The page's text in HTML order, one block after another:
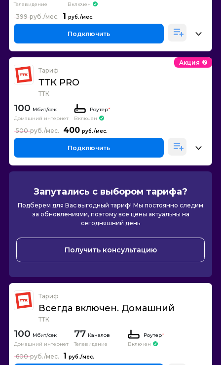
Телевидение
Включен
1
399
Подключить
Тариф
ТТК PRO
ТТК
Акция
100
Домашний интернет
Роутер*
Включен
400
500
Подключить
Запутались с выбором тарифа?
Подберем для Вас выгодный тариф! Мы постоянно следим
за обновлениями, поэтому все цены актуальны на
сегодняшний день
Получить консультацию
Тариф
Всегда включен. Домашний
ТТК
100
Домашний интернет
77 Каналов
Телевидение
Роутер*
Включен
1
600